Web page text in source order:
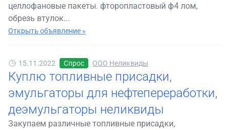
целлофановые пакеты. фторопластовый ф4 лом,
обрезь втулок...
Открыть объявление »
15.11.2022 Спрос ООО Неликвиды
Куплю топливные присадки,
эмульгаторы для нефтепереработки,
деэмульгаторы неликвиды
Закупаем различные топливные присадки,